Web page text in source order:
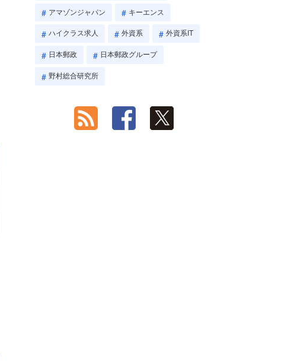
アマゾンジャパン キーエンス
ハイクラス求人 外資系 外資系IT
日本郵政 日本郵政グループ
野村総合研究所